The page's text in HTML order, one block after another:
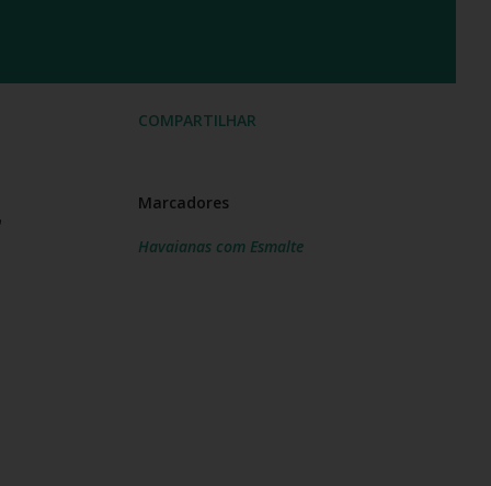
COMPARTILHAR
Marcadores
Havaianas com Esmalte